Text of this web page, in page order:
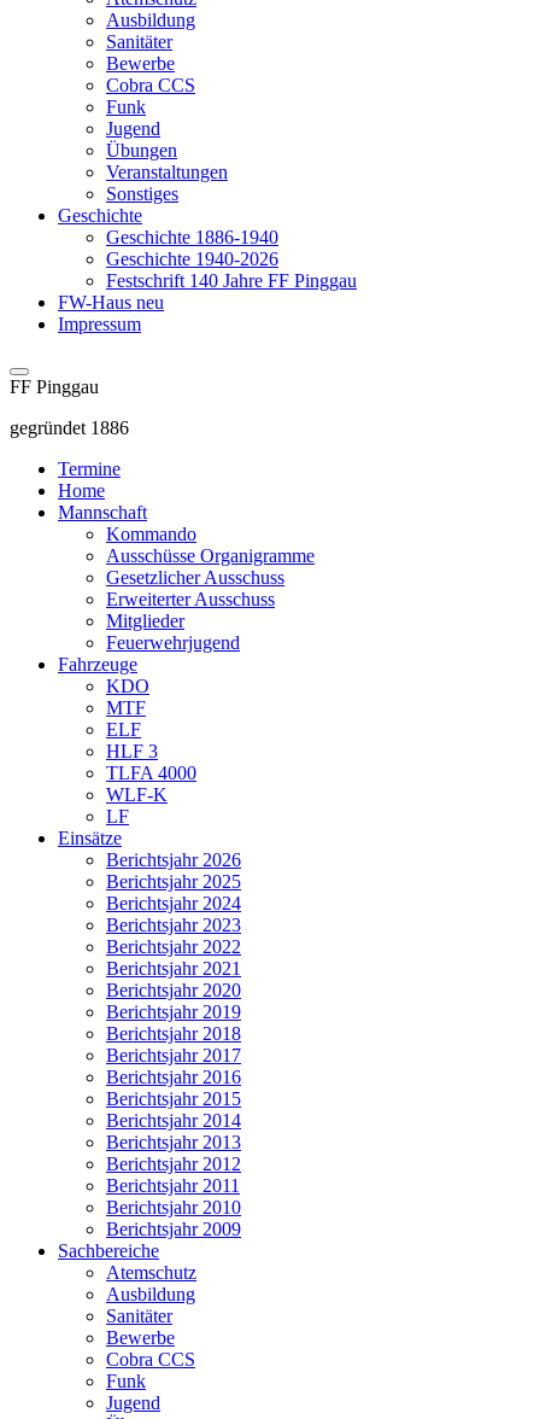
Ausbildung
Sanitäter
Bewerbe
Cobra CCS
Funk
Jugend
Übungen
Veranstaltungen
Sonstiges
Geschichte
Geschichte 1886-1940
Geschichte 1940-2026
Festschrift 140 Jahre FF Pinggau
FW-Haus neu
Impressum
FF Pinggau
gegründet 1886
Termine
Home
Mannschaft
Kommando
Ausschüsse Organigramme
Gesetzlicher Ausschuss
Erweiterter Ausschuss
Mitglieder
Feuerwehrjugend
Fahrzeuge
KDO
MTF
ELF
HLF 3
TLFA 4000
WLF-K
LF
Einsätze
Berichtsjahr 2026
Berichtsjahr 2025
Berichtsjahr 2024
Berichtsjahr 2023
Berichtsjahr 2022
Berichtsjahr 2021
Berichtsjahr 2020
Berichtsjahr 2019
Berichtsjahr 2018
Berichtsjahr 2017
Berichtsjahr 2016
Berichtsjahr 2015
Berichtsjahr 2014
Berichtsjahr 2013
Berichtsjahr 2012
Berichtsjahr 2011
Berichtsjahr 2010
Berichtsjahr 2009
Sachbereiche
Atemschutz
Ausbildung
Sanitäter
Bewerbe
Cobra CCS
Funk
Jugend